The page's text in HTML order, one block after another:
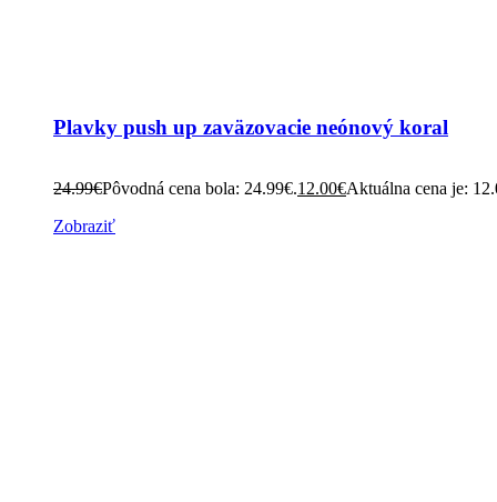
Plavky push up zaväzovacie neónový koral
24.99€Pôvodná cena bola: 24.99€.12.00€Aktuálna cena je:
Zobraziť